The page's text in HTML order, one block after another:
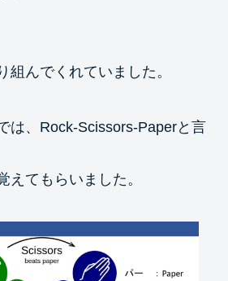
組んでくれていました。
は、Rock-Scissors-Paperと言
えてもらいました。